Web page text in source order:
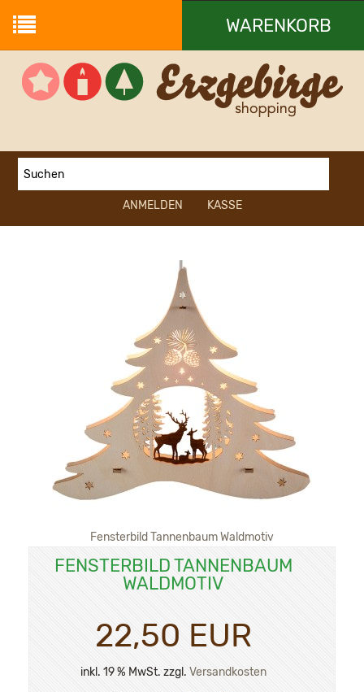
WARENKORB
Ihr Warenkorb ist leer.
ANMELDEN KASSE
Fensterbild Tannenbaum Waldmotiv
FENSTERBILD TANNENBAUM
WALDMOTIV
22,50 EUR
inkl. 19 % MwSt. zzgl. Versandkosten